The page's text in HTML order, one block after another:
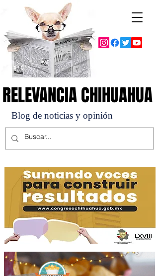
Blog de noticias y opinión
RELEVANCIA CHIHUAHUA
RELEVANCIA CHIHUAHUA